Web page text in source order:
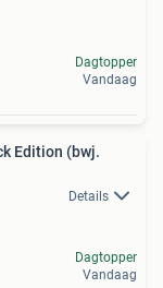
Dagtopper
Vandaag
Edition (bwj.
Details
Dagtopper
Vandaag